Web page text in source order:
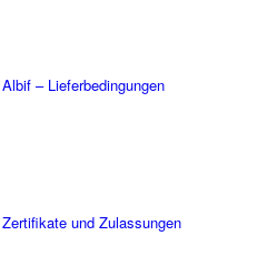
Albif – Lieferbedingungen
Zertifikate und Zulassungen